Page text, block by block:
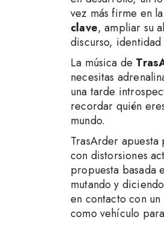
vez más firme en
clave, ampliar su
discurso,
La música de
necesitas
una tarde
recordar quién
mundo.
TrasArder apuesta
con distorsiones
propuesta basada
mutando y
en contacto con
como vehículo